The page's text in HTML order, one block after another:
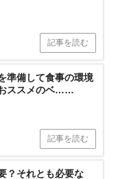
記事を読む
準備して食事の環境
ススメのベ……
記事を読む
？それとも必要な